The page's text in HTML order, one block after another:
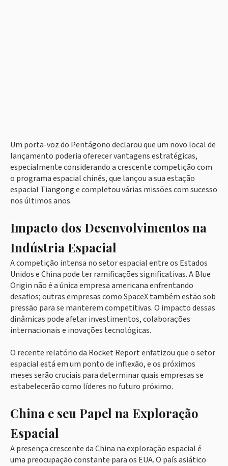
Um porta-voz do Pentágono declarou que um novo local de
lançamento poderia oferecer vantagens estratégicas,
especialmente considerando a crescente competição com
o programa espacial chinês, que lançou a sua estação
espacial Tiangong e completou várias missões com sucesso
nos últimos anos.
Impacto dos Desenvolvimentos na
Indústria Espacial
A competição intensa no setor espacial entre os Estados
Unidos e China pode ter ramificações significativas. A Blue
Origin não é a única empresa americana enfrentando
desafios; outras empresas como SpaceX também estão sob
pressão para se manterem competitivas. O impacto dessas
dinâmicas pode afetar investimentos, colaborações
internacionais e inovações tecnológicas.
O recente relatório da Rocket Report enfatizou que o setor
espacial está em um ponto de inflexão, e os próximos
meses serão cruciais para determinar quais empresas se
estabelecerão como líderes no futuro próximo.
China e seu Papel na Exploração
Espacial
A presença crescente da China na exploração espacial é
uma preocupação constante para os EUA. O país asiático